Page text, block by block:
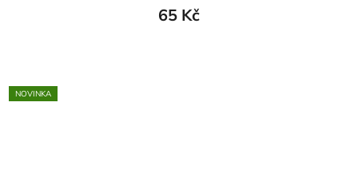
65 Kč
NOVINKA